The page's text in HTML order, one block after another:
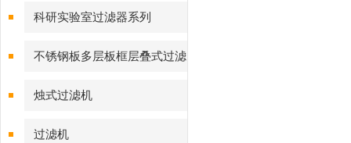
科研实验室过滤器系列
不锈钢板多层板框层叠式过滤
器系列
烛式过滤机
过滤机